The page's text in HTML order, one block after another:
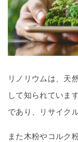
リノリウムは、天
して知られていま
であり、リサイク
また木粉やコルク